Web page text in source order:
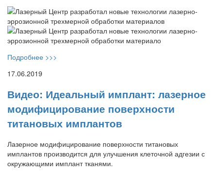
Подробнее >>>
17.06.2019
Видео: Идеальный имплант: лазерное
модифицирование поверхности
титановых имплантов
Лазерное модифицирование поверхности титановых
имплантов производится для улучшения клеточной адгезии с
окружающими имплант тканями.